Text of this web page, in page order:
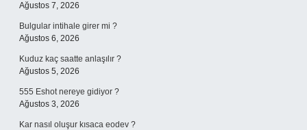
Ağustos 7, 2026
Bulgular intihale girer mi ?
Ağustos 6, 2026
Kuduz kaç saatte anlaşılır ?
Ağustos 5, 2026
555 Eshot nereye gidiyor ?
Ağustos 3, 2026
Kar nasıl oluşur kısaca eodev ?